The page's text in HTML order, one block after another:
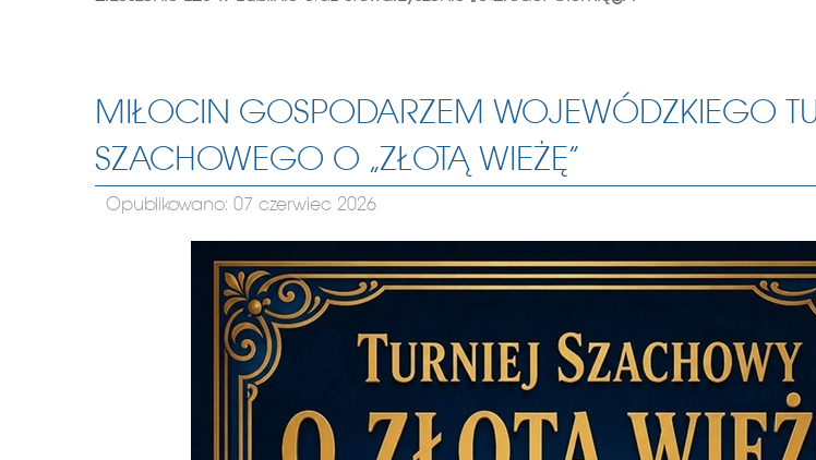
MIŁOCIN GOSPODARZEM WOJEWÓDZKIEGO
SZACHOWEGO O „ZŁOTĄ WIEŻĘ”
Opublikowano: 07 czerwiec 2026